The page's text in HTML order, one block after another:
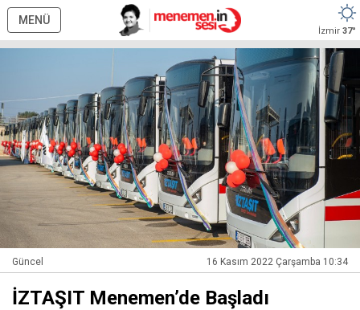
MENÜ
İzmir 37°
Güncel 16 Kasım 2022 Çarşamba 10:34
İZTAŞIT Menemen’de Başladı